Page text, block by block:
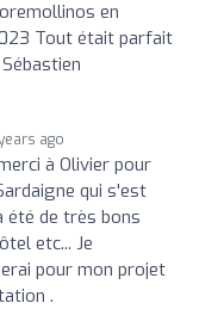
en
Tout était parfait
ago
à Olivier pour
qui s'est
été de très bons
etc... Je
pour mon projet
.